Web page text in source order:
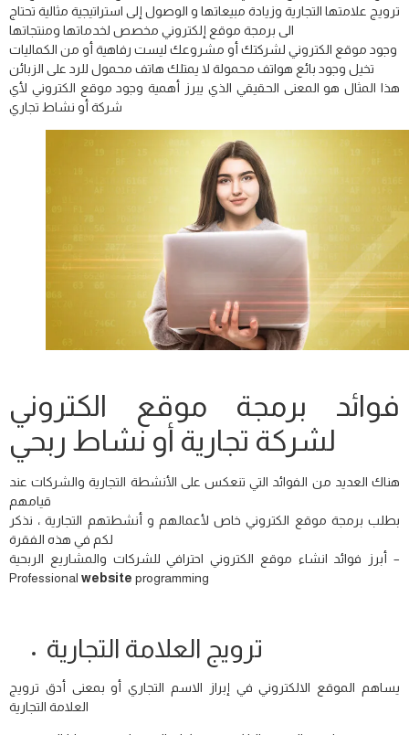
ترويج علامتها التجارية وزيادة مبيعاتها و الوصول إلى استراتيجية مثالية تحتاج
الى برمجة موقع إلكتروني مخصص لخدماتها ومنتجاتها
وجود موقع الكتروني لشركتك أو مشروعك ليست رفاهية أو من الكماليات
تخيل وجود بائع هواتف محمولة لا يمتلك هاتف محمول للرد على الزبائن
هذا المثال هو المعنى الحقيقي الذي يبرز أهمية وجود موقع الكتروني لأي
شركة أو نشاط تجاري
فوائد برمجة موقع الكتروني
لشركة تجارية أو نشاط ربحي
هناك العديد من الفوائد التي تنعكس على الأنشطة التجارية والشركات عند
قيامهم
بطلب برمجة موقع الكتروني خاص لأعمالهم و أنشطتهم التجارية ، نذكر
لكم في هذه الفقرة
أبرز فوائد انشاء موقع الكتروني احترافي للشركات والمشاريع الربحية –
Professional website programming
ترويج العلامة التجارية
يساهم الموقع الالكتروني في إبراز الاسم التجاري أو بمعنى أدق ترويج
العلامة التجارية